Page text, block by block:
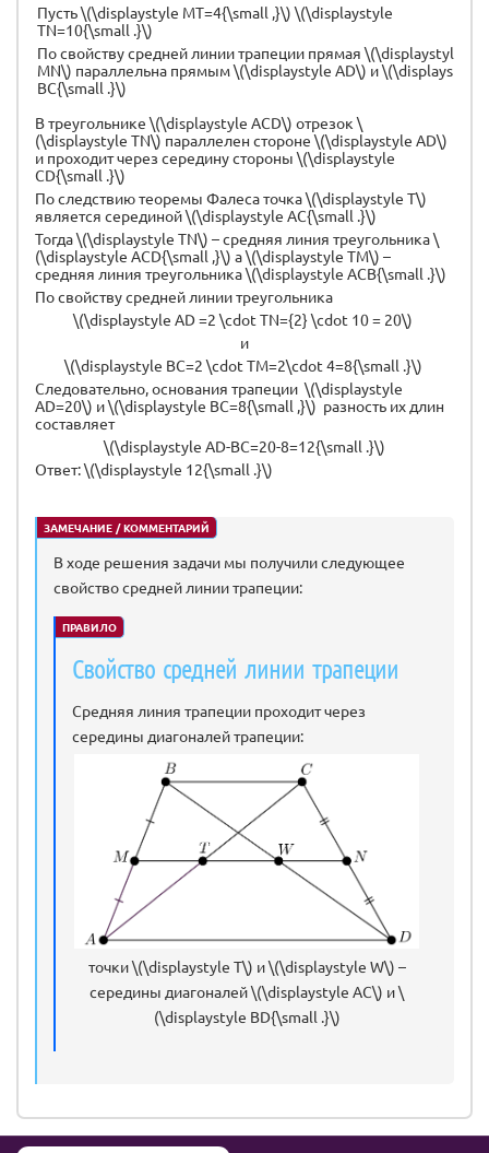
Пусть \(\displaystyle MT=4{\small ,}\) \(\displaystyle
TN=10{\small .}\)
По свойству средней линии трапеции прямая \(\displaystyle
MN\) параллельна прямым \(\displaystyle AD\) и \(\displaystyle
BC{\small .}\)
В треугольнике \(\displaystyle ACD\) отрезок \
(\displaystyle TN\) параллелен стороне \(\displaystyle AD\)
и проходит через середину стороны \(\displaystyle
CD{\small .}\)
По следствию теоремы Фалеса точка \(\displaystyle T\)
является серединой \(\displaystyle AC{\small .}\)
Тогда \(\displaystyle TN\) – средняя линия треугольника \
(\displaystyle ACD{\small ,}\) а \(\displaystyle TM\) –
средняя линия треугольника \(\displaystyle ACB{\small .}\)
По свойству средней линии треугольника
\(\displaystyle AD =2 \cdot TN={2} \cdot 10 = 20\)
и
\(\displaystyle BC=2 \cdot TM=2\cdot 4=8{\small .}\)
Следовательно, основания трапеции \(\displaystyle
AD=20\) и \(\displaystyle BC=8{\small ,}\) разность их длин
составляет
\(\displaystyle AD-BC=20-8=12{\small .}\)
Ответ: \(\displaystyle 12{\small .}\)
ЗАМЕЧАНИЕ / КОММЕНТАРИЙ
В ходе решения задачи мы получили следующее
свойство средней линии трапеции:
ПРАВИЛО
Свойство средней линии трапеции
Средняя линия трапеции проходит через
середины диагоналей трапеции:
точки \(\displaystyle T\) и \(\displaystyle W\) –
середины диагоналей \(\displaystyle AC\) и \
(\displaystyle BD{\small .}\)